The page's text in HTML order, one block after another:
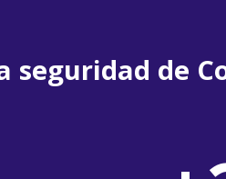
seguridad de